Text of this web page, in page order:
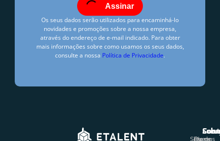
Assinar
Os seus dados serão utilizados para encaminhá-lo
novidades e promoções sobre a nossa empresa,
através do endereço de e-mail indicado. Para obter
mais informações sobre como usamos os seus dados,
consulte a nossa Política de Privacidade.
Sistemas
Quem
Rio de